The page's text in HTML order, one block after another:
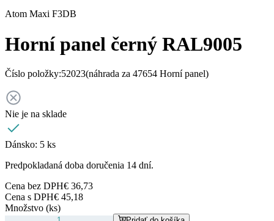
Atom Maxi F3DB
Horní panel černý RAL9005
Číslo položky:52023(náhrada za 47654 Horní panel)
Nie je na sklade
Dánsko: 5 ks
Predpokladaná doba doručenia 14 dní.
Cena bez DPH€ 36,73
Cena s DPH€ 45,18
Množstvo (ks)